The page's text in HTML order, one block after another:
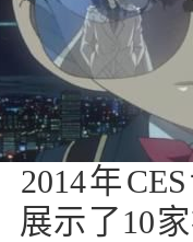
2014年
展示了10